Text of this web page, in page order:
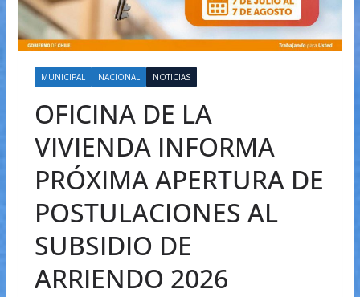
MUNICIPAL NACIONAL NOTICIAS
OFICINA DE LA
VIVIENDA INFORMA
PRÓXIMA APERTURA DE
POSTULACIONES AL
SUBSIDIO DE
ARRIENDO 2026